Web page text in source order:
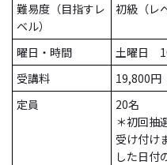
難易度（目指すレ
ベル）
初級（レ
曜日・時間
土曜日
受講料
19,800円
定員
20名
＊初回抽
受け付け
した日付